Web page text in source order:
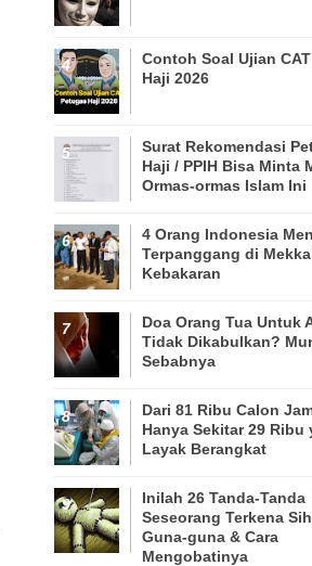
Contoh Soal Ujian
Haji 2026
Surat Rekomendasi
Haji / PPIH Bisa Minta
Ormas-ormas Islam Ini
4 Orang Indonesia
Terpanggang di
Kebakaran
Doa Orang Tua Untuk
Tidak Dikabulkan?
Sebabnya
Dari 81 Ribu Calon
Hanya Sekitar 29 Ribu
Layak Berangkat
Inilah 26 Tanda-Tanda
Seseorang Terkena
Guna-guna & Cara
Mengobatinya